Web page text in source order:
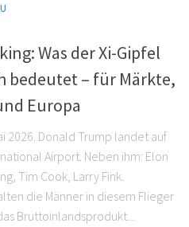
Was der Xi-Gipfel
bedeutet – für Märkte,
Europa
2026. Donald Trump landet auf
Airport. Neben ihm: Elon
Tim Cook, Larry Fink.
die Männer in diesem Flieger
Bruttoinlandsprodukt...